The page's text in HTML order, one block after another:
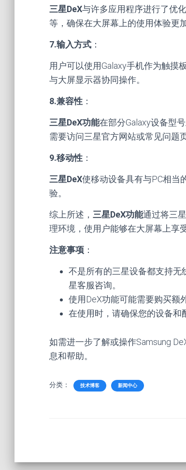
三星DeX与许多应用程序进行了优
等，确保在大屏幕上的使用体验更
7.输入方式 ：
用户可以使用Galaxy手机作为触摸
与大屏显示器协同操作。
8.兼容性 ：
三星DeX功能在部分Galaxy设备型
需要访问三星官方网站或常见问题
9.移动性 ：
三星DeX使移动设备具有与PC相当
验。
综上所述， 三星DeX功能通过将三
理环境，使用户能够在大屏幕上享
注意事项 ：
不是所有的三星设备都支持无
星客服咨询。
使用DeX功能可能需要购买额
在使用时，请确保您的设备和
如需进一步了解或操作Samsung
息和帮助。
分类： 技术博客 新闻中心